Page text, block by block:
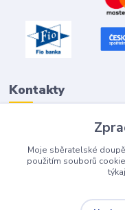
Kontakty
info@tivan.cz
Moje sběratelské
použitím souborů